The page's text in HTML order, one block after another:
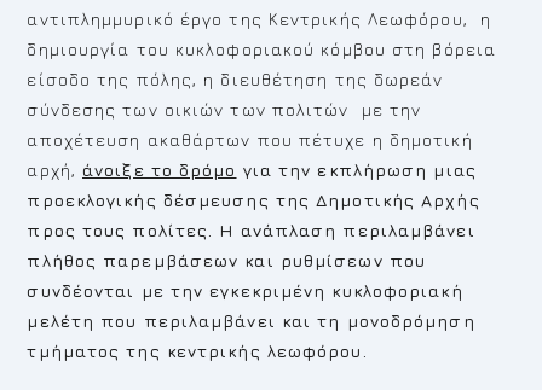
αντιπλημμυρικό έργο της Κεντρικής Λεωφόρου, η
δημιουργία του κυκλοφοριακού κόμβου στη βόρεια
είσοδο της πόλης, η διευθέτηση της δωρεάν
σύνδεσης των οικιών των πολιτών με την
αποχέτευση ακαθάρτων που πέτυχε η δημοτική
αρχή,άνοιξε το δρόμο για την εκπλήρωση μιας
προεκλογικής δέσμευσης της Δημοτικής Αρχής
προς τους πολίτες. Η ανάπλαση περιλαμβάνει
πλήθος παρεμβάσεων και ρυθμίσεων που
συνδέονται με την εγκεκριμένη κυκλοφοριακή
μελέτη που περιλαμβάνει και τη μονοδρόμηση
τμήματος της κεντρικής λεωφόρου.